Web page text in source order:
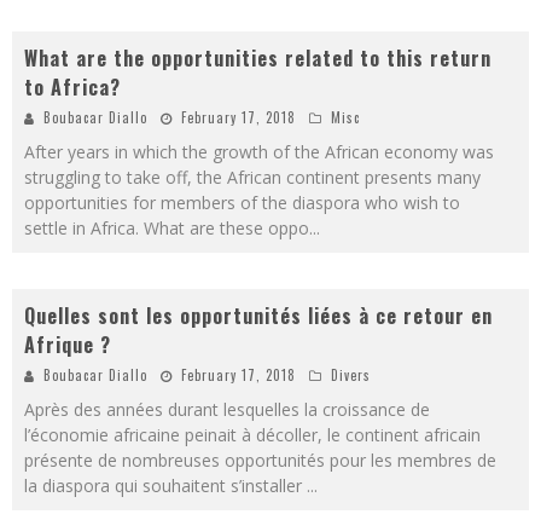
What are the opportunities related to this return
to Africa?
Boubacar Diallo February 17, 2018 Misc
After years in which the growth of the African economy was
struggling to take off, the African continent presents many
opportunities for members of the diaspora who wish to
settle in Africa. What are these oppo...
Quelles sont les opportunités liées à ce retour en
Afrique ?
Boubacar Diallo February 17, 2018 Divers
Après des années durant lesquelles la croissance de
l’économie africaine peinait à décoller, le continent africain
présente de nombreuses opportunités pour les membres de
la diaspora qui souhaitent s’installer ...